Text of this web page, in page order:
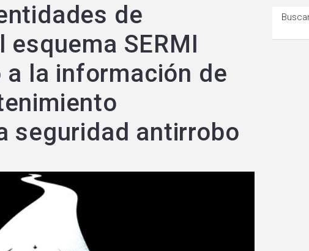
de
SERMI
la información de
seguridad antirrobo